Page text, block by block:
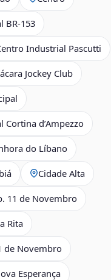
BR-153
Industrial Pascutti
Jockey Club
Cortina d’Ampezzo
do Líbano
Cidade Alta
11 de Novembro
Rita
de Novembro
Esperança